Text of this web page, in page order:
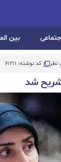
بین
نظر کد نوشته: 61211
شد